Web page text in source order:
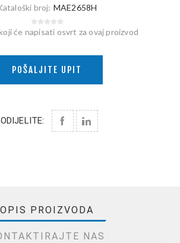
broj: MAE2658H
će napisati osvrt za ovaj proizvod
POŠALJITE UPIT
OPIS PROIZVODA
NAS